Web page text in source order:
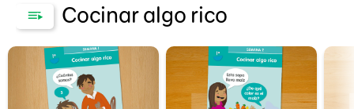
Cocinar algo rico